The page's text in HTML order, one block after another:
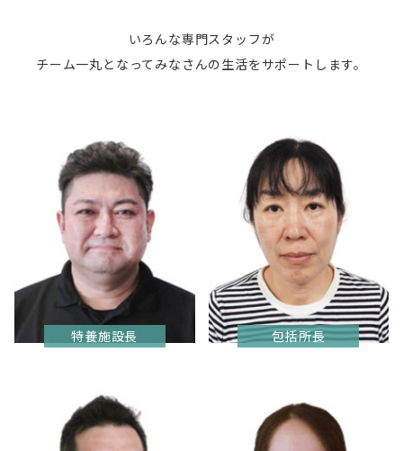
いろんな専門スタッフが
チーム一丸となってみなさんの生活をサポートします。
特養施設長 包括所長